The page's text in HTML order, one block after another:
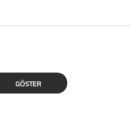
GÖSTER